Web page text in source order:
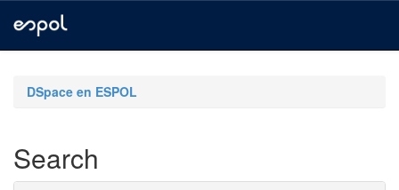
navigationDSpace en ESPOL
Search